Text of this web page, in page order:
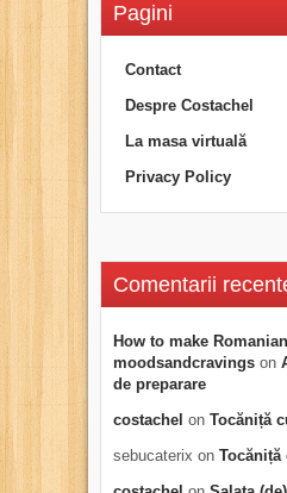
Pagini
Contact
Despre Costachel
La masa virtuală
Privacy Policy
Comentarii
How to make
moodsandcravings on
de preparare
costachel on Tocăniță
sebucaterix on Tocăniță